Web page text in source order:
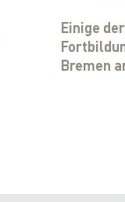
Einige
Bremen